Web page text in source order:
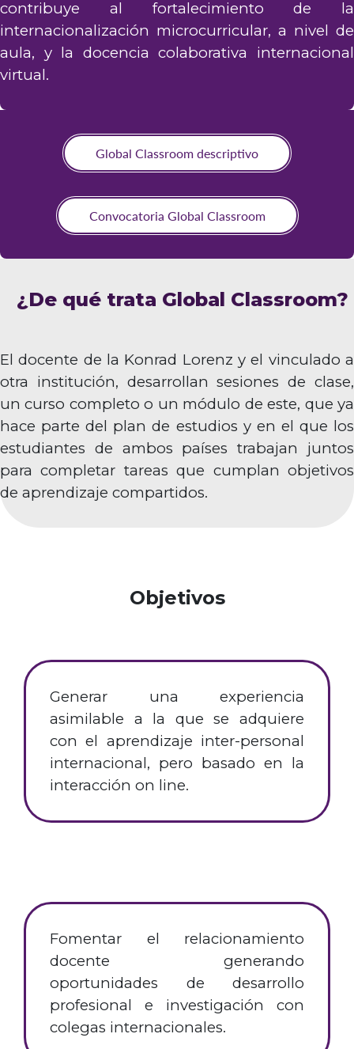
contribuye al fortalecimiento de la
internacionalización microcurricular, a nivel de
aula, y la docencia colaborativa internacional
virtual.
Global Classroom descriptivo
Convocatoria Global Classroom
¿De qué trata Global Classroom?
El docente de la Konrad Lorenz y el vinculado a
otra institución, desarrollan sesiones de clase,
un curso completo o un módulo de este, que ya
hace parte del plan de estudios y en el que los
estudiantes de ambos países trabajan juntos
para completar tareas que cumplan objetivos
de aprendizaje compartidos.
Objetivos
Generar una experiencia
asimilable a la que se adquiere
con el aprendizaje inter-personal
internacional, pero basado en la
interacción on line.
Fomentar el relacionamiento
docente generando
oportunidades de desarrollo
profesional e investigación con
colegas internacionales.